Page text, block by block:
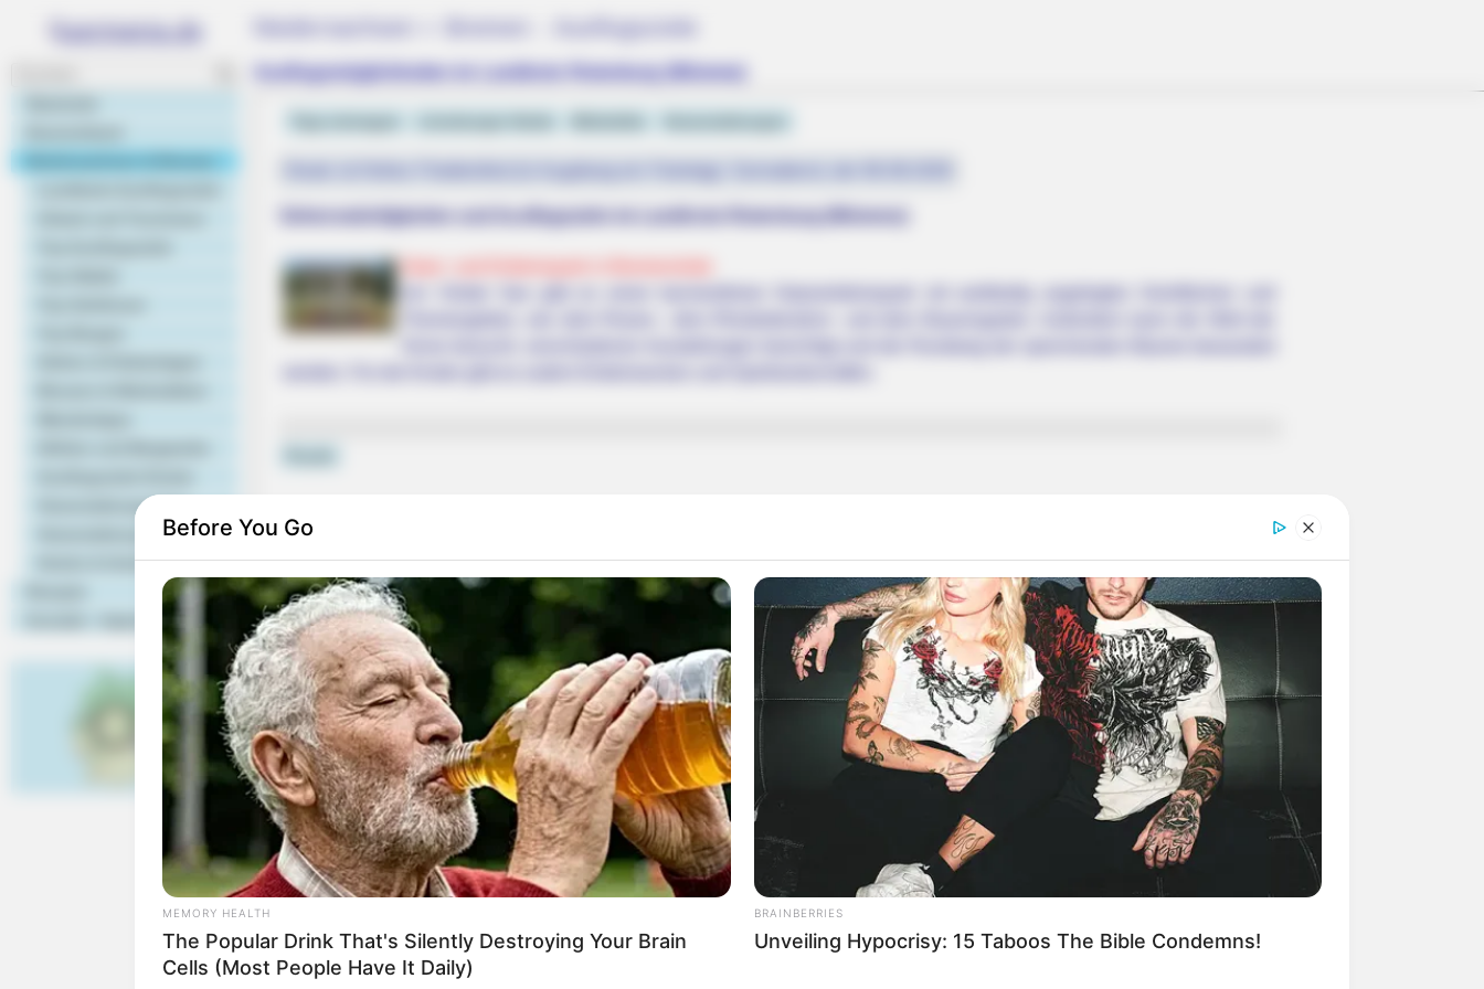
Auflistung von Ausflugszielen und Sehenswürdigkeiten im Kreis Rotenburg (Wümme), die auch von unseren
Seitenbesuchern eingetragen wurden:
Meyerhof Scheeßel - In einem erhalten gebliebenen mittelalterlichen Meyerhof befindet sich heute ein Freilichtmuseum
und ein Heimathaus. Informationen unter
www.heimatmuseum-scheessel.de.
LandPark Lauenbrück - In Lauenbrück lädt ein naturnah und barrierefrei gestalteter Tier-, Landschafts- und Kulturpark
Jung und Alt zur Besichtigung ein. Es werden vielfältige Naturerlebnis-, Spiel- und Lernmöglichkeiten angeboten. Ein
besonderer Schwerpunkt sind die über 200 Huf- und Wildtiere des ehemaligen Wildparks, die hier in artgerechter
Freilandhaltung zu sehen sind. Informationen unterwww.landpark.de.
Moor-Erlebnispfad Huvenhoopsmoor - Zwar darf der 1,5 km² große Rest des Hochmoors bei der Gemeinde Gnarrenburg
nicht betreten werden, doch dafür gibt es einen Beobachtungsstand, von dem aus die zahlreichen Vögel beobachtet
werden können (Fernglas nicht vergessen). Außerdem führt ein Wanderweg um das Moor. Das Moor gehört zu den
nationalen Geotopen in Deutschland. Informationen unter de.wikipedia.org/wiki/Huvenhoopsmoor
Tister Bauernmoor - In das bei der Ortschaft Tiste (nahe Sittensen) liegende und unter Naturschutz stehende Moor kann
man mit der ehemaligen Moorbahn fahren. Es gibt aber auch ein ausgeschilderter Wanderweg zu einem Aussichtsturm,
von dem aus die Vogelwelt beobachtet werden kann. Informationen unter
Veranstaltungstipps
Veranstaltung eintragen
Hotels & Unterkünfte
Before You Go
MEMORY HEALTH
The Popular Drink That's Silently Destroying Your Brain
Cells (Most People Have It Daily)
BRAINBERRIES
Unveiling Hypocrisy: 15 Taboos The Bible Condemns!
Meet The 6 Legendary Child Actors Who Became Real Life
Criminals